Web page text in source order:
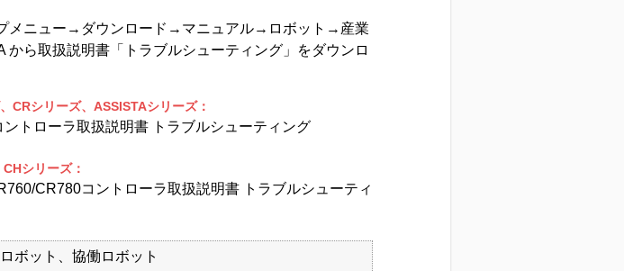
メニュー→ダウンロード→マニュアル→ロボット→産業
から取扱説明書「トラブルシューティング」をダウンロ
CRシリーズ、ASSISTAシリーズ：
トローラ取扱説明書 トラブルシューティング
シリーズ：
CR780コントローラ取扱説明書 トラブルシューティ
ボット、協働ロボット